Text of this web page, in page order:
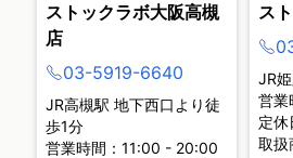
ストックラボ大阪高槻
店
03-5919-6640
JR高槻駅 地下西口より徒
歩1分
営業時間：11:00 - 20:00
ス
JR
営
定休
取扱